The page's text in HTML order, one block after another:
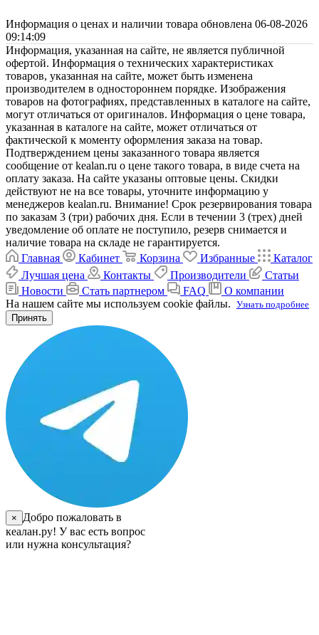
Информация о ценах и наличии товара обновлена 06-08-2026
09:14:09
Информация, указанная на сайте, не является публичной
офертой. Информация о технических характеристиках
товаров, указанная на сайте, может быть изменена
производителем в одностороннем порядке. Изображения
товаров на фотографиях, представленных в каталоге на сайте,
могут отличаться от оригиналов. Информация о цене товара,
указанная в каталоге на сайте, может отличаться от
фактической к моменту оформления заказа на товар.
Подтверждением цены заказанного товара является
сообщение от kealan.ru о цене такого товара, в виде счета на
оплату заказа. На сайте указаны оптовые цены. Скидки
действуют не на все товары, уточните информацию у
менеджеров kealan.ru. Внимание! Срок резервирования товара
по заказам 3 (три) рабочих дня. Если в течении 3 (трех) дней
уведомление об оплате не поступило, резерв снимается и
наличие товара на складе не гарантируется.
Главная
Кабинет Корзина Избранные
Каталог
Лучшая цена
Контакты Производители
Статьи
Новости
Стать партнером FAQ
О компании
На нашем сайте мы используем cookie файлы. Узнать подробнее
Принять
×
Добро пожаловать в
кеалан.ру! У вас есть вопрос
или нужна консультация?